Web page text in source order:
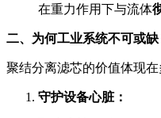
在重力作用下与流体
二、为何工业系统不可或缺
聚结分离滤芯的价值体现在
守护设备心脏：